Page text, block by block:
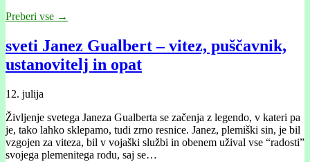
Preberi vse →
sveti Janez Gualbert – vitez, puščavnik,
ustanovitelj in opat
12. julija
Življenje svetega Janeza Gualberta se začenja z legendo, v kateri pa
je, tako lahko sklepamo, tudi zrno resnice. Janez, plemiški sin, je bil
vzgojen za viteza, bil v vojaški službi in obenem užival vse “radosti”
svojega plemenitega rodu, saj se…